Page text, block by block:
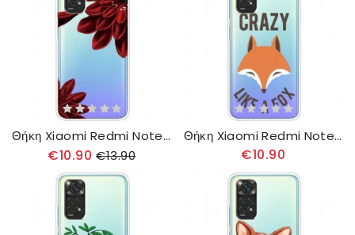
Θήκη Xiaomi Redmi Note 11 Pro 4G / 5G Αγριολούλουδα
€10.90 €13.90
Θήκη Xiaomi Redmi Note 11 Pro 4G / 5G Αλεπού
€10.90